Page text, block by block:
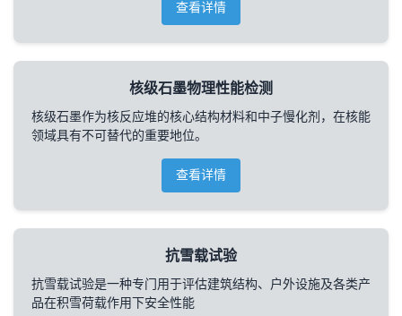
查看详情
核级石墨物理性能检测
核级石墨作为核反应堆的核心结构材料和中子慢化剂，在核能
领域具有不可替代的重要地位。
查看详情
抗雪载试验
抗雪载试验是一种专门用于评估建筑结构、户外设施及各类产
品在积雪荷载作用下安全性能